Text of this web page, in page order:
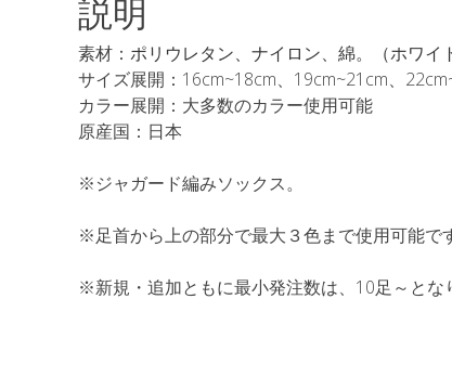
説明
素材： ポリウレタン、ナイロン、綿。（ホワイ
サイズ展開：16cm~18cm、19cm~21cm、
カラー展開：大多数のカラー使用可能
原産国：日本
※ジャガード編みソックス。
※足首から上の部分で最大３色まで使用可能で
※新規・追加ともに最小発注数は、10足～とな